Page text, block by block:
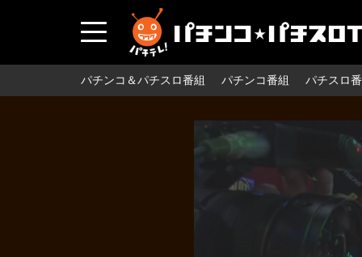
パチンコ＆パチスロ番組 パチンコ番組 パチスロ